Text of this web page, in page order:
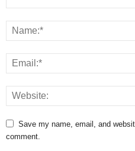
Save my name, email, and
comment.